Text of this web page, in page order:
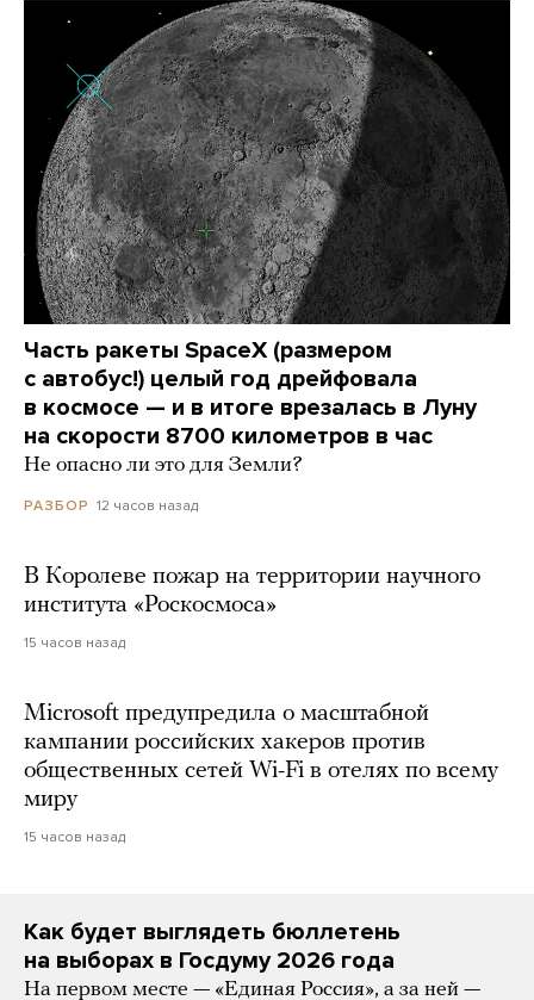
Часть ракеты SpaceX (размером
с автобус!) целый год дрейфовала
в космосе — и в итоге врезалась в Луну
на скорости 8700 километров в час
Не опасно ли это для Земли?
РАЗБОР 12 часов назад
В Королеве пожар на территории научного
института «Роскосмоса»
15 часов назад
Microsoft предупредила о масштабной
кампании российских хакеров против
общественных сетей Wi-Fi в отелях по всему
миру
15 часов назад
Как будет выглядеть бюллетень
на выборах в Госдуму 2026 года
На первом месте — «Единая Россия», а за ней —